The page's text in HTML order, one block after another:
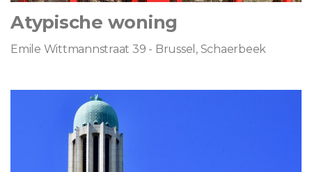
Atypische woning
Emile Wittmannstraat 39 - Brussel, Schaerbeek